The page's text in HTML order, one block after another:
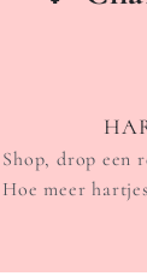
Shop, drop een
Hoe meer